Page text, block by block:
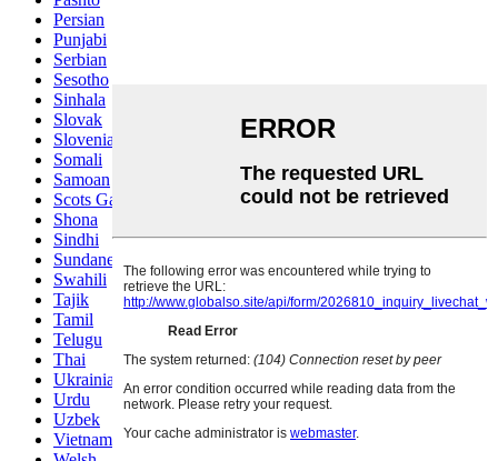
Persian
Punjabi
Serbian
Sesotho
Sinhala
Slovak
Slovenian
Somali
Samoan
Scots Gaelic
Shona
Sindhi
Sundanese
Swahili
Tajik
Tamil
Telugu
Thai
Ukrainian
Urdu
Uzbek
Vietnamese